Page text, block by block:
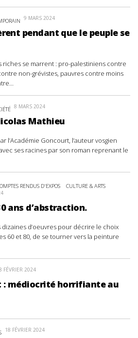
9 MARS 2024
pendant que le peuple se
riches se marrent : pro-palestiniens contre
non-grévistes, pauvres contre moins
8 MARS 2024
Mathieu
l’Académie Goncourt, l’auteur vosgien
ses racines par son roman reprenant le
RENDUS D'EXPOS
CULTURE & ARTS
ans d’abstraction.
dizaines d’oeuvres pour décrire le choix
60 et 80, de se tourner vers la peinture
FÉVRIER 2024
: médiocrité horrifiante au
18 FÉVRIER 2024